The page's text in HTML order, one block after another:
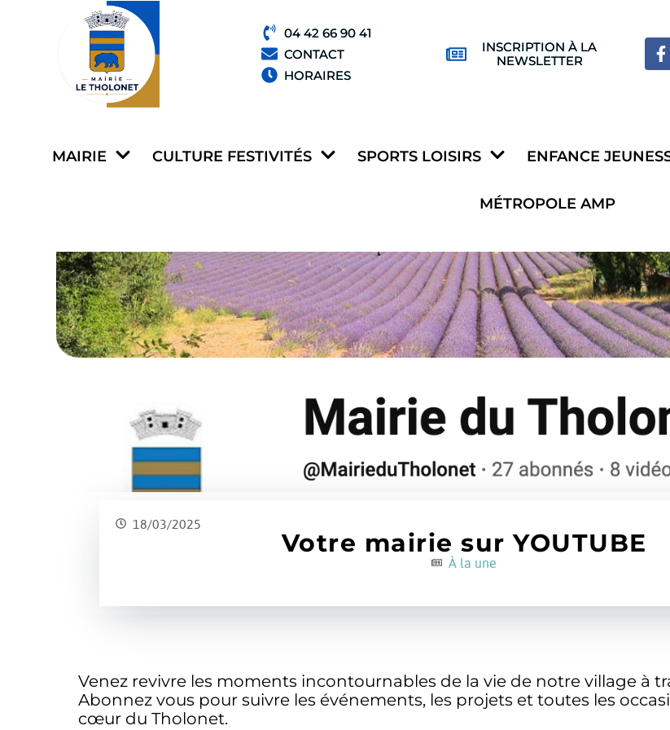
04 42 66 90 41
CONTACT
HORAIRES
INSCRIPTION À LA
NEWSLETTER
MAIRIE CULTURE FESTIVITÉS SPORTS LOISIRS ENFANCE
MÉTROPOLE AMP
Votre mairie sur YOUTUBE
À la une
18/03/2025
Votre mairie sur YOUTUBE
À la une
Venez revivre les moments incontournables de la vie de notre village à
Abonnez vous pour suivre les événements, les projets et toutes les
cœur du Tholonet.